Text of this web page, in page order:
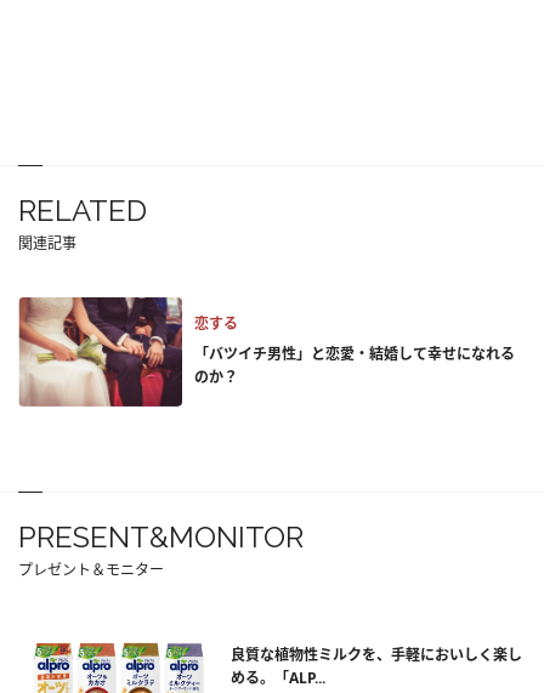
RELATED
関連記事
恋する
「バツイチ男性」と恋愛・結婚して幸せになれる
のか？
PRESENT&MONITOR
プレゼント＆モニター
良質な植物性ミルクを、手軽においしく楽し
める。「ALP...